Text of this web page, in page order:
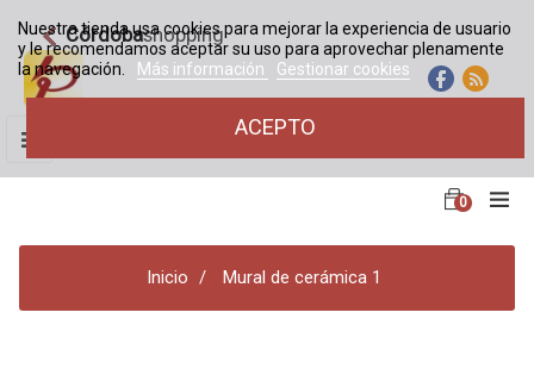
Córdobashopping
Nuestra tienda usa cookies para mejorar la experiencia de usuario
y le recomendamos aceptar su uso para aprovechar plenamente
la navegación.
Más información Gestionar cookies
ACEPTO
Navegación
de
palanca
☰
0
Inicio Mural de cerámica 1